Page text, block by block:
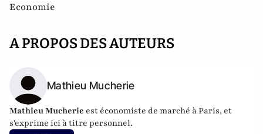
Economie
A PROPOS DES AUTEURS
Mathieu Mucherie
Mathieu Mucherie est économiste de marché à Paris, et
s'exprime ici à titre personnel.